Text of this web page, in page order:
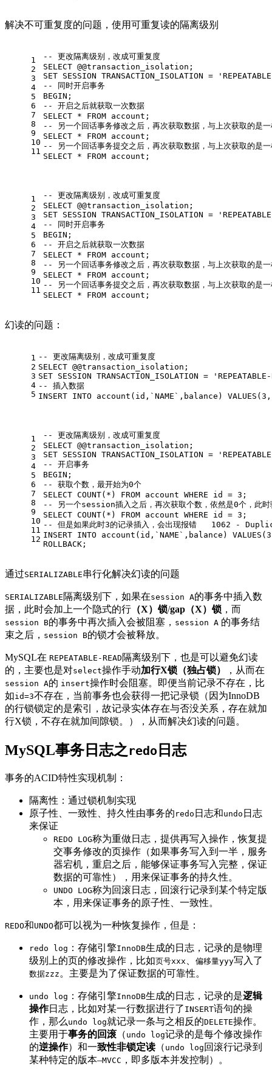
解决不可重复度的问题，使用可重复读的隔离级别
1
2
3
4
5
6
7
8
9
10
11
-- 更改隔离级别，改成可重复度
SELECT @@transaction_isolation ;
SET SESSION TRANSACTION_ISOLATION =
-- 同时开启事务
BEGIN ;
-- 开启之后就获取一次数据
SELECT * FROM account;
-- 另一个回话事务修改之后，再次获取数据，与上次获取的是
SELECT * FROM account;
-- 另一个回话事务提交之后，再次获取数据，与上次获取的是
SELECT * FROM account;
1
2
3
4
5
6
7
8
9
10
11
-- 更改隔离级别，改成可重复度
SELECT @@transaction_isolation ;
SET SESSION TRANSACTION_ISOLATION =
-- 同时开启事务
BEGIN ;
-- 开启之后就获取一次数据
SELECT * FROM account;
-- 另一个回话事务修改之后，再次获取数据，与上次获取的是
SELECT * FROM account;
-- 另一个回话事务提交之后，再次获取数据，与上次获取的是
SELECT * FROM account;
幻读的问题：
1
2
3
4
5
-- 更改隔离级别，改成可重复度
SELECT @@transaction_isolation ;
SET SESSION TRANSACTION_ISOLATION =
-- 插入数据
INSERT INTO account(id,`NAME`,balance) VALUES ( 3 ,
1
2
3
4
5
6
7
8
9
10
11
12
-- 更改隔离级别，改成可重复度
SELECT @@transaction_isolation ;
SET SESSION TRANSACTION_ISOLATION =
-- 开启事务
BEGIN ;
-- 获取个数，最开始为0个
SELECT COUNT( * ) FROM account WHERE id = 3 ;
-- 另一个session插入之后，再次获取个数，依然是0个，此
SELECT COUNT( * ) FROM account WHERE id = 3 ;
-- 但是如果此时3的记录插入，会出现报错   1062 -
INSERT INTO account(id,`NAME`,balance) VALUES ( 3
ROLLBACK ;
通过SERIALIZABLE串行化解决幻读的问题
SERIALIZABLE 隔离级别下，如果在session A的事务中插入数
据，此时会加上一个隐式的行 （X）锁/gap（X）锁 ，而
session B的事务中再次插入会被阻塞， session A 的事务结
束之后， session B的锁才会被释放。
MySQL在 REPEATABLE-READ 隔离级别下，也是可以避免幻读
的，主要也是对select操作手动加行X锁（独占锁） ，从而在
session A的 insert操作时会阻塞。即便当前记录不存在，比
如id=3不存在，当前事务也会获得一把记录锁（因为InnoDB
的行锁锁定的是索引，故记录实体存在与否没关系，存在就加
行X锁，不存在就加间隙锁。），从而解决幻读的问题。
MySQL事务日志之redo 日志
事务的ACID特性实现机制：
隔离性：通过锁机制实现
原子性、一致性、持久性由事务的 redo 日志和undo 日志
来保证
REDO LOG称为重做日志，提供再写入操作，恢复提
交事务修改的页操作（如果事务写入到一半，服务
器宕机，重启之后，能够保证事务写入完整，保证
数据的可靠性），用来保证事务的持久性。
UNDO LOG称为回滚日志，回滚行记录到某个特定版
本，用来保证事务的原子性、一致性。
REDO和UNDO都可以视为一种恢复操作，但是：
redo log ：存储引擎InnoDB生成的日志，记录的是物理
级别上的页的修改操作，比如页号xxx 偏移量yyy写入了
数据zzz 。主要是为了保证数据的可靠性。
undo log ：存储引擎InnoDB生成的日志，记录的是逻辑
操作日志，比如对某一行数据进行了 INSERT语句的操
作，那么 undo log就记录一条与之相反的DELETE操作。
主要用于事务的回滚（ undo log记录的是每个修改操作
的逆操作）和一致性非锁定读 （ undo log 回滚行记录到
某种特定的版本–MVCC ，即多版本并发控制）。